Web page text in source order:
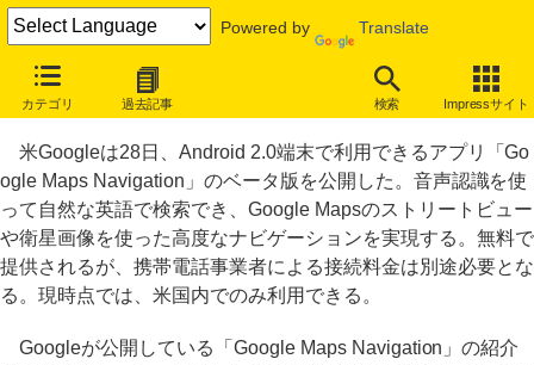
Powered by Translate
カテゴリ 過去記事 検索 Impressサイト
Android 2.0用ナビアプリ「Google Maps Navigation」発表
カーナビメーカーに脅威か？
米Googleは28日、Android 2.0端末で利用できるアプリ「Go
ogle Maps Navigation」のベータ版を公開した。音声認識を使
って自然な英語で検索でき、Google Mapsのストリートビュー
や衛星画像を使った高度なナビゲーションを実現する。無料で
提供されるが、携帯電話事業者による接続料金は別途必要とな
る。現時点では、米国内でのみ利用できる。
Googleが公開している「Google Maps Navigation」の紹介